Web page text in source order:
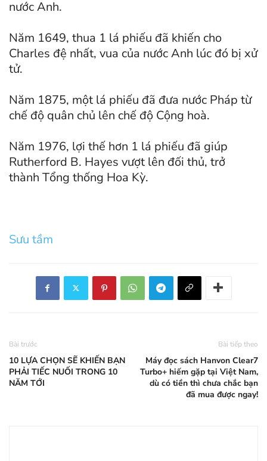
nước Anh.
Năm 1649, thua 1 lá phiếu đã khiến cho
Charles đệ nhất, vua của nước Anh lúc đó bị xử
tử.
Năm 1875, một lá phiếu đã đưa nước Pháp từ
chế độ quân chủ lên chế độ Cộng hoà.
Năm 1976, lợi thế hơn 1 lá phiếu đã giúp
Rutherford B. Hayes vượt lên đối thủ, trở
thành Tổng thống Hoa Kỳ.
Sưu tầm
Bài trước
10 LỰA CHỌN SẼ KHIẾN BẠN
PHẢI TIẾC NUỐI TRONG 10
NĂM TỚI
Bài tiếp theo
Máy đọc sách Hanvon Clear7
Turbo+ hiếm gặp tại Việt Nam,
dù có tiền thì chưa chắc bạn
đã mua được ngay!